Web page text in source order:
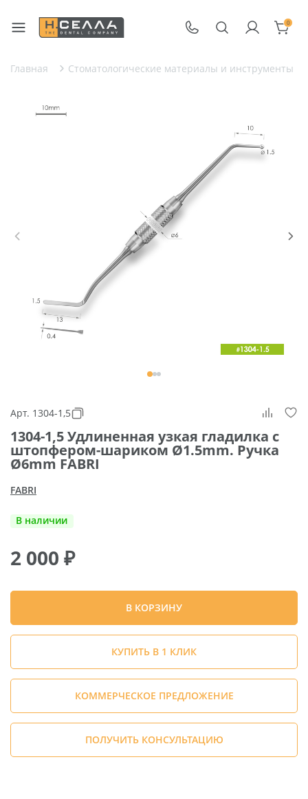
0
Главная Стоматологические материалы и инструменты
Арт. 1304-1,5
1304-1,5 Удлиненная узкая гладилка с
штопфером-шариком Ø1.5mm. Ручка
Ø6mm FABRI
FABRI
В наличии
2 000 ₽
В КОРЗИНУ
КУПИТЬ В 1 КЛИК
КОММЕРЧЕСКОЕ ПРЕДЛОЖЕНИЕ
ПОЛУЧИТЬ КОНСУЛЬТАЦИЮ